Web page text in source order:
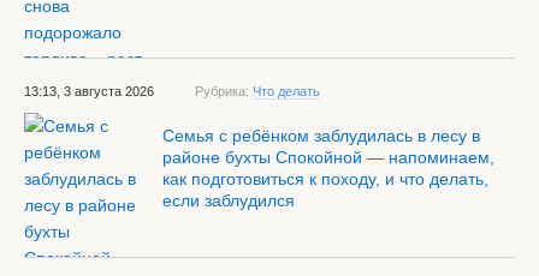
13:13, 3 августа 2026 Рубрика: Что делать
Семья с ребёнком заблудилась в лесу в
районе бухты Спокойной — напоминаем,
как подготовиться к походу, и что делать,
если заблудился